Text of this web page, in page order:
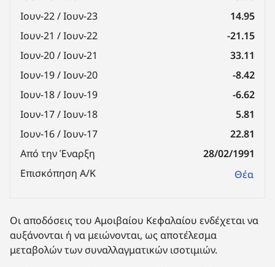
Ιουν-22 / Ιουν-23
14.95
Ιουν-21 / Ιουν-22
-21.15
Ιουν-20 / Ιουν-21
33.11
Ιουν-19 / Ιουν-20
-8.42
Ιουν-18 / Ιουν-19
-6.62
Ιουν-17 / Ιουν-18
5.81
Ιουν-16 / Ιουν-17
22.81
Από την Έναρξη
28/02/1991
Επισκόπηση Α/Κ
Θέα
Οι αποδόσεις του Αμοιβαίου Κεφαλαίου ενδέχεται να
αυξάνονται ή να μειώνονται, ως αποτέλεσμα
μεταβολών των συναλλαγματικών ισοτιμιών.